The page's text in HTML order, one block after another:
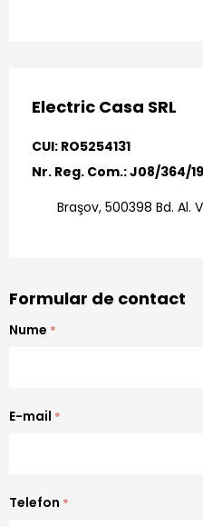
Electric Casa SRL
CUI: RO5254131
Nr. Reg. Com.: J08/364/
Braşov, 500398 Bd. Al.
Formular de contact
Nume
E-mail
Telefon